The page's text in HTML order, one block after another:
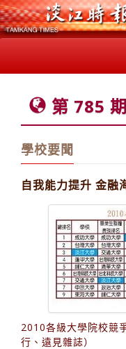
第 785 期
學校要聞
自我能力提升 金融
2010各級大學院校競
行、遠見雜誌）